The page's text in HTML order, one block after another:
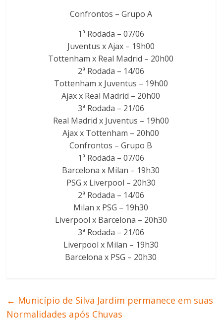
Confrontos – Grupo A
1ª Rodada – 07/06
Juventus x Ajax – 19h00
Tottenham x Real Madrid – 20h00
2ª Rodada – 14/06
Tottenham x Juventus – 19h00
Ajax x Real Madrid – 20h00
3ª Rodada – 21/06
Real Madrid x Juventus – 19h00
Ajax x Tottenham – 20h00
Confrontos – Grupo B
1ª Rodada – 07/06
Barcelona x Milan – 19h30
PSG x Liverpool – 20h30
2ª Rodada – 14/06
Milan x PSG – 19h30
Liverpool x Barcelona – 20h30
3ª Rodada – 21/06
Liverpool x Milan – 19h30
Barcelona x PSG – 20h30
← Município de Silva Jardim permanece em suas
Normalidades após Chuvas